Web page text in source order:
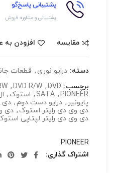
پشتیبانی پاسخ‌گو
پشتیبانی و مشاوره فروش
مقایسه افزودن به
دسته: درایو نوری , قطعات
برچسب: DVD
,
DVD R/W
,
PIONEER
,
SATA
, استوک ,
پایونیر , درایو دست دوم, دی
دی وی دی رایتر استوک , دی
دی وی دی رایتر لپتاپی
PIONEER
اشتراک گذاری